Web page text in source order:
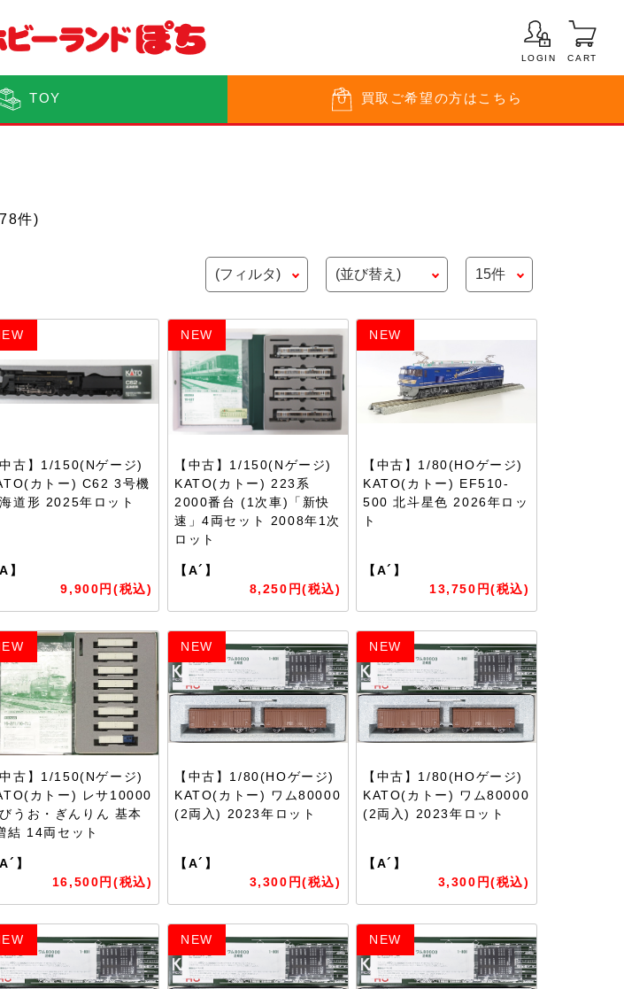
LOGIN CART
TOY 買取 ご希望の方はこちら
件)
中古】1/150(Nゲージ)
カトー) C62 3号機
道形 2025年ロット
】
9,900円(税込)
NEW
【中古】1/150(Nゲージ)
KATO(カトー) 223系
2000番台 (1次車)「新快
速」4両セット 2008年1次
ロット
【A´】
8,250円(税込)
NEW
【中古】1/80(HOゲージ)
KATO(カトー) EF510-
500 北斗星色 2026年ロッ
ト
【A´】
13,750円(税込)
中古】1/150(Nゲージ)
カトー) レサ10000
うお・ぎんりん 基本
結 14両セット
】
16,500円(税込)
NEW
【中古】1/80(HOゲージ)
KATO(カトー) ワム80000
(2両入) 2023年ロット
【A´】
3,300円(税込)
NEW
【中古】1/80(HOゲージ)
KATO(カトー) ワム80000
(2両入) 2023年ロット
【A´】
3,300円(税込)
NEW NEW